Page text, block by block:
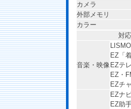
カメラ
外部メモリ
カラー
対
音楽・映像
EZ「
EZテ
EZ・
EZチ
EZナ
EZ助